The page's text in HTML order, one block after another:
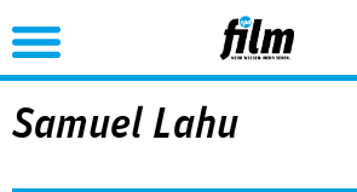
Jump to Navigation
Samuel Lahu